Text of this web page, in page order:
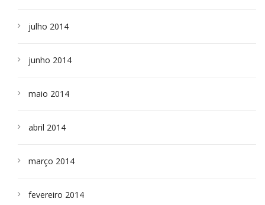
julho 2014
junho 2014
maio 2014
abril 2014
março 2014
fevereiro 2014